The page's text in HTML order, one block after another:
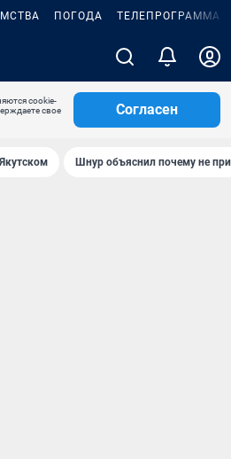
ПОГОДА ТЕЛЕПРОГРАММА
cookie-
свое
Согласен
Шнур объяснил почему не